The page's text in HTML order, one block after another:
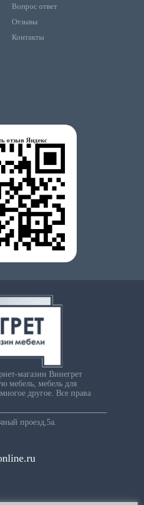
Вопрос ответ
Отзывы
Контакты
отзыв Яндекс
магазин Винегрет
мебель, мебель для
другое. Все права
проезд,5а.